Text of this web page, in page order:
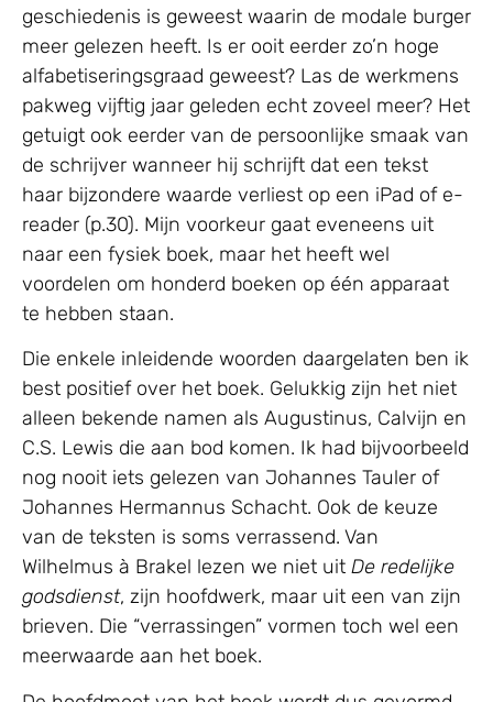
geschiedenis is geweest waarin de modale burger
meer gelezen heeft. Is er ooit eerder zo’n hoge
alfabetiseringsgraad geweest? Las de werkmens
pakweg vijftig jaar geleden echt zoveel meer? Het
getuigt ook eerder van de persoonlijke smaak van
de schrijver wanneer hij schrijft dat een tekst
haar bijzondere waarde verliest op een iPad of e-
reader (p.30). Mijn voorkeur gaat eveneens uit
naar een fysiek boek, maar het heeft wel
voordelen om honderd boeken op één apparaat
te hebben staan.
Die enkele inleidende woorden daargelaten ben ik
best positief over het boek. Gelukkig zijn het niet
alleen bekende namen als Augustinus, Calvijn en
C.S. Lewis die aan bod komen. Ik had bijvoorbeeld
nog nooit iets gelezen van Johannes Tauler of
Johannes Hermannus Schacht. Ook de keuze
van de teksten is soms verrassend. Van
Wilhelmus à Brakel lezen we niet uit De redelijke
godsdienst, zijn hoofdwerk, maar uit een van zijn
brieven. Die “verrassingen” vormen toch wel een
meerwaarde aan het boek.